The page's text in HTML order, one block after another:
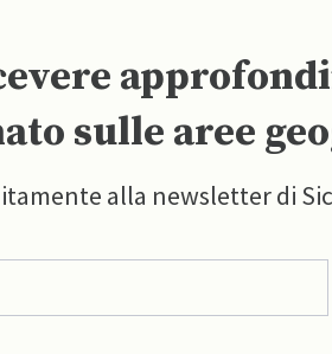
sulle aree
alla newsletter di